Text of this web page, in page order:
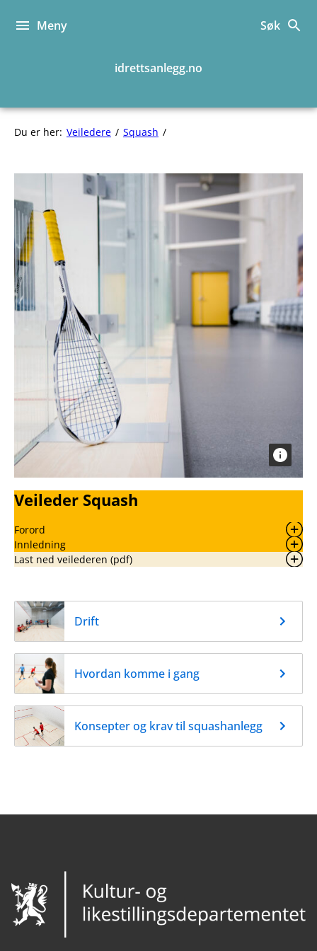
idrettsanlegg.no
Meny Søk
Du er her: Veiledere Squash
Veileder
Squash
Veileder Squash
Forord
Innledning
Last ned veilederen (pdf)
Drift
Hvordan komme i gang
Konsepter og krav til squashanlegg